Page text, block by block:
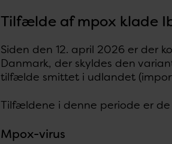
Tilfælde af mpox klade
Siden den 12. april 2026 er der
Danmark, der skyldes den
tilfælde smittet i udlandet
Tilfældene i denne periode er
Mpox-virus